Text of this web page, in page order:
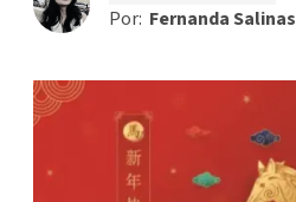
Por: Fernanda Salinas